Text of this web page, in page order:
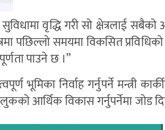
वृद्धि गरी सो क्षेत्रलाई
पछिल्लो समयमा विकसित
पाउने छ ।”
निर्वाह गर्नुपर्ने मन्त्री
आर्थिक विकास गर्नुपर्नेमा जोड